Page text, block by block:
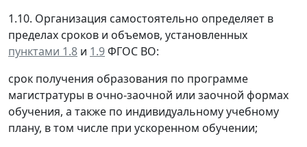
1.10. Организация самостоятельно определяет в
пределах сроков и объемов, установленных
пунктами 1.8 и 1.9ФГОС ВО:
срок получения образования по программе
магистратуры в очно-заочной или заочной формах
обучения, а также по индивидуальному учебному
плану, в том числе при ускоренном обучении;